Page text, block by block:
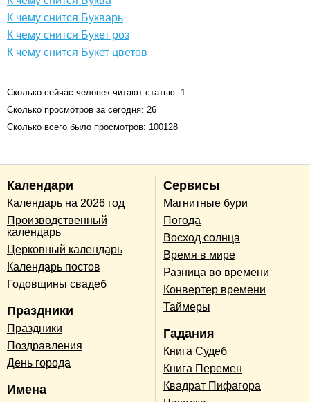
К чему снится Букварь
К чему снится Букет роз
К чему снится Букет цветов
Сколько сейчас человек читают статью: 1
Сколько просмотров за сегодня: 26
Сколько всего было просмотров: 100128
Календари
Календарь на 2026 год
Производственный
календарь
Церковный календарь
Календарь постов
Годовщины свадеб
Праздники
Праздники
Поздравления
День города
Имена
Сервисы
Магнитные бури
Погода
Восход солнца
Время в мире
Разница во времени
Конвертер времени
Таймеры
Гадания
Книга Судеб
Книга Перемен
Квадрат Пифагора